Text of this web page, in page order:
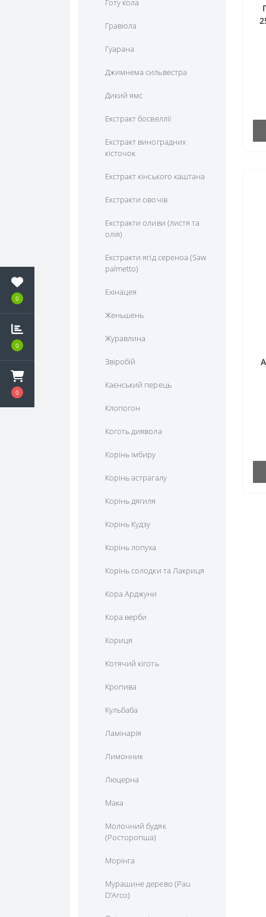
0
0
0
Цитрулін
головного мозку
Для профілактики роботи
нирок
Для профілактики слуху
Знеболюючі
Кістки та суглоби
Готу кола
Гравіола
Гуарана
Джимнема сильвестра
Дикий ямс
Екстракт босвеллії
Екстракт виноградних
кісточок
Екстракт кінського каштана
Екстракти овочів
Екстракти оливи (листя та
олія)
Екстракти ягід сереноа (Saw
palmetto)
Ехінацея
Женьшень
Журавлина
Звіробій
Каєнський перець
Клопогон
Коготь диявола
Корінь імбиру
Корінь астрагалу
Корінь дягиля
Корінь Кудзу
Корінь лопуха
Корінь солодки та Лакриця
Кора Арджуни
Кора верби
Кориця
Котячий кіготь
Кропива
Кульбаба
Ламінарія
Лимонник
Люцерна
Мака
Молочний будяк
(Росторопша)
Морінга
Мурашине дерево (Pau
D'Arco)